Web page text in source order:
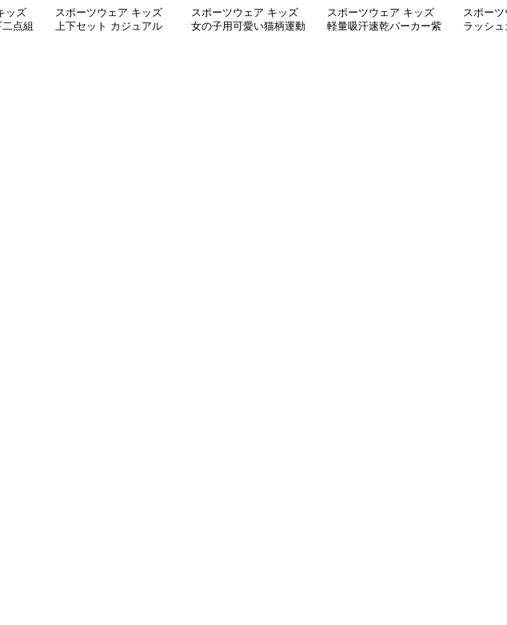
ッズ
点組
スポーツウェア キッズ
上下セット カジュアル
スポーツウェア キッズ
女の子用可愛い猫柄運動
スポーツウェア キッズ
軽量吸汗速乾パーカー紫
スポー
ラッシ